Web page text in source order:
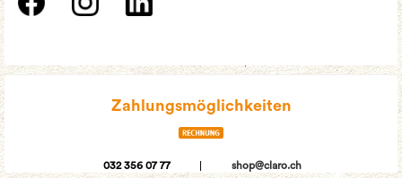
Zahlungsmöglichkeiten
032 356 07 77 shop@claro.ch